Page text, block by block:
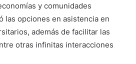
y comunidades
las opciones en asistencia en
además de facilitar las
otras infinitas interacciones